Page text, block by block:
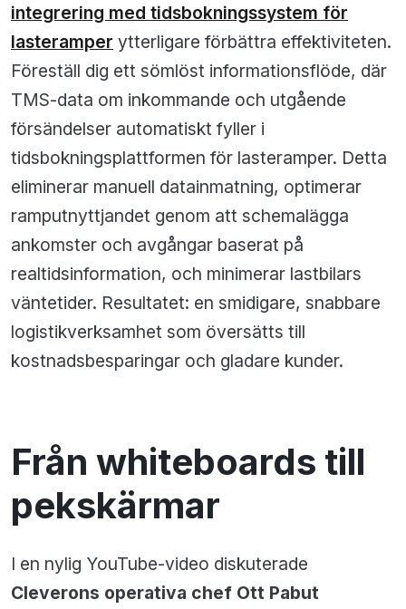
integrering med tidsbokningssystem för
lasteramper ytterligare förbättra effektiviteten.
Föreställ dig ett sömlöst informationsflöde, där
TMS-data om inkommande och utgående
försändelser automatiskt fyller i
tidsbokningsplattformen för lasteramper. Detta
eliminerar manuell datainmatning, optimerar
ramputnyttjandet genom att schemalägga
ankomster och avgångar baserat på
realtidsinformation, och minimerar lastbilars
väntetider. Resultatet: en smidigare, snabbare
logistikverksamhet som översätts till
kostnadsbesparingar och gladare kunder.
Från whiteboards till
pekskärmar
I en nylig YouTube-video diskuterade
Cleverons operativa chef Ott Pabut